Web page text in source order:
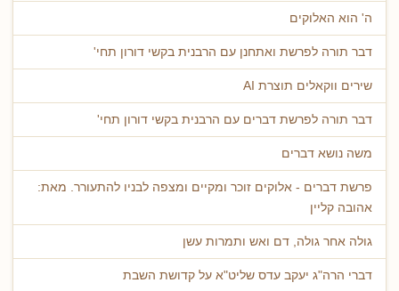
ה' הוא האלוקים
דבר תורה לפרשת ואתחנן עם הרבנית בקשי דורון תחי'
שירים ווקאלים תוצרת AI
דבר תורה לפרשת דברים עם הרבנית בקשי דורון תחי'
משה נושא דברים
פרשת דברים - אלוקים זוכר ומקיים ומצפה לבניו להתעורר. מאת:
אהובה קליין
גולה אחר גולה, דם ואש ותמרות עשן
דברי הרה"ג יעקב עדס שליט"א על קדושת השבת